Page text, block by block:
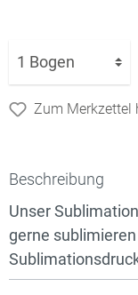
Zum Merkzettel
Beschreibung
Unser
gerne